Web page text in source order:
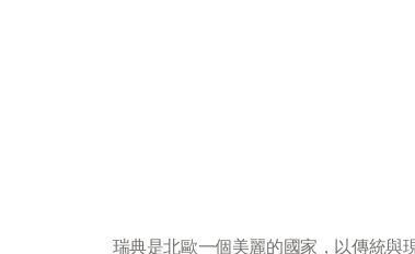
瑞典是北歐一個美麗的國家，以傳統與